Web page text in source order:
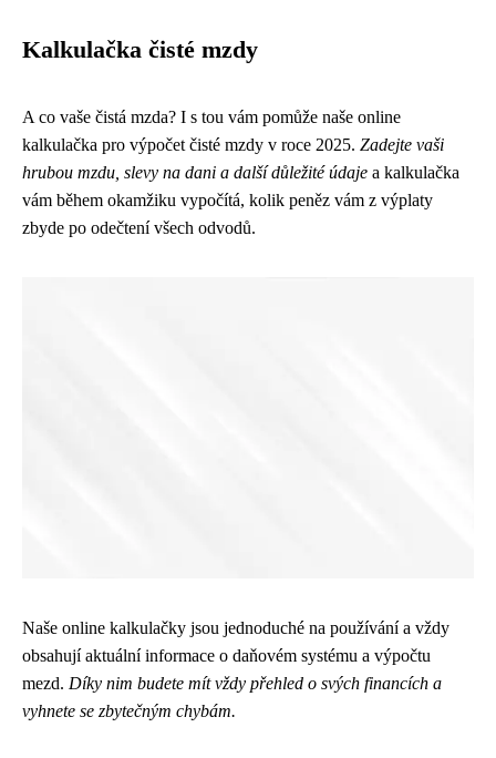
Kalkulačka čisté mzdy
A co vaše čistá mzda? I s tou vám pomůže naše online
kalkulačka pro výpočet čisté mzdy v roce 2025. Zadejte vaši
hrubou mzdu, slevy na dani a další důležité údaje a kalkulačka
vám během okamžiku vypočítá, kolik peněz vám z výplaty
zbyde po odečtení všech odvodů.
Naše online kalkulačky jsou jednoduché na používání a vždy
obsahují aktuální informace o daňovém systému a výpočtu
mezd. Díky nim budete mít vždy přehled o svých financích a
vyhnete se zbytečným chybám.